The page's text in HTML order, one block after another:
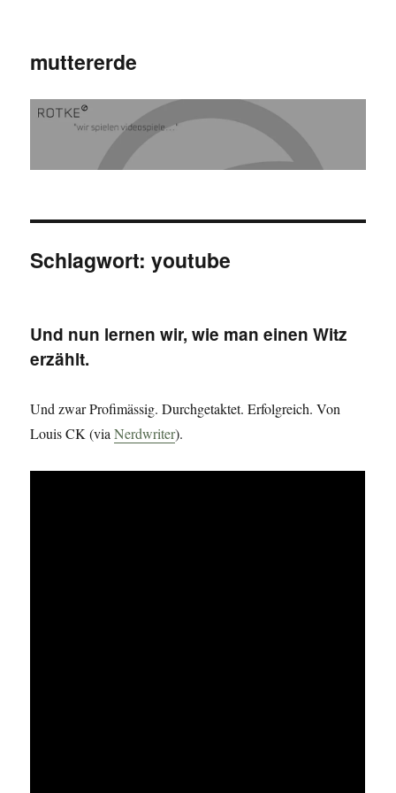
muttererde
Schlagwort:youtube
Und nun lernen wir, wie man einen Witz
erzählt.
Und zwar Profimässig. Durchgetaktet. Erfolgreich. Von
Louis CK (viaNerdwriter).